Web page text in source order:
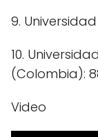
9.
10.
(Colombia):
Video